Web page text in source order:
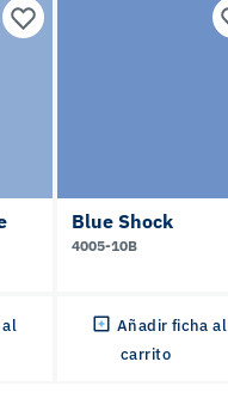
al
Blue Shock
4005-10B
Añadir ficha al
carrito